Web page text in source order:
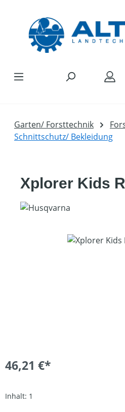
Garten/ Forsttechnik
Schnittschutz/ Bekleidung
Xplorer Kids
Bildergalerie überspringen
46,21 €*
Inhalt: 1